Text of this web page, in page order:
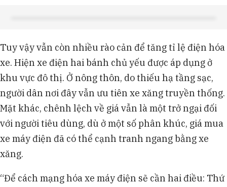
Tuy vậy vẫn còn nhiều rào cản để tăng tỉ lệ điện hóa
xe. Hiện xe điện hai bánh chủ yếu được áp dụng ở
khu vực đô thị. Ở nông thôn, do thiếu hạ tầng sạc,
người dân nơi đây vẫn ưu tiên xe xăng truyền thống.
Mặt khác, chênh lệch về giá vẫn là một trở ngại đối
với người tiêu dùng, dù ở một số phân khúc, giá mua
xe máy điện đã có thể cạnh tranh ngang bằng xe
xăng.
“Để cách mạng hóa xe máy điện sẽ cần hai điều: Thứ